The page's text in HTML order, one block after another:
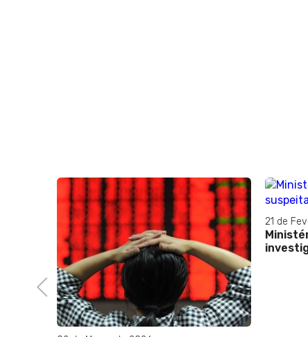
Previous
21 de